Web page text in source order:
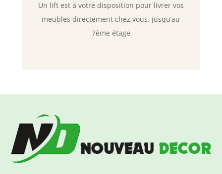
Un lift est à votre disposition pour livrer vos
meubles directement chez vous, jusqu’au
7ème étage